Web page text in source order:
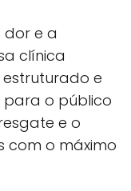
e a
clínica
e
para o público
e o
com o máximo